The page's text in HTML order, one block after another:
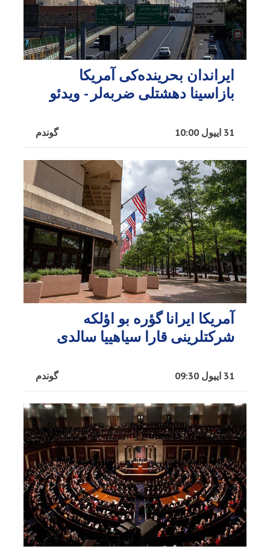
ایراندان بحرینده‌کی آمریکا
بازاسینا دهشتلی ضربه‌لر - ویدئو
گوندم 31 اییول 10:00
آمریکا ایرانا گؤره بو اؤلکه
شرکتلرینی قارا سیاهییا سالدی
گوندم 31 اییول 09:30